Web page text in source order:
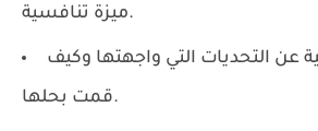
ميزة تنافسية.
عن التحديات التي واجهتها وكيف
قمت بحلها.